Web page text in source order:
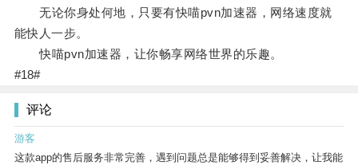
无论你身处何地，只要有快喵pvn加速器，网络速度就
能快人一步。
快喵pvn加速器，让你畅享网络世界的乐趣。
#18#
评论
游客
这款app的售后服务非常完善，遇到问题总是能够得到妥善解决，让我能